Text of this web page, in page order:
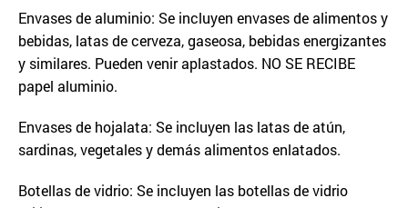
Envases de aluminio: Se incluyen envases de alimentos y
bebidas, latas de cerveza, gaseosa, bebidas energizantes
y similares. Pueden venir aplastados. NO SE RECIBE
papel aluminio.
Envases de hojalata: Se incluyen las latas de atún,
sardinas, vegetales y demás alimentos enlatados.
Botellas de vidrio: Se incluyen las botellas de vidrio